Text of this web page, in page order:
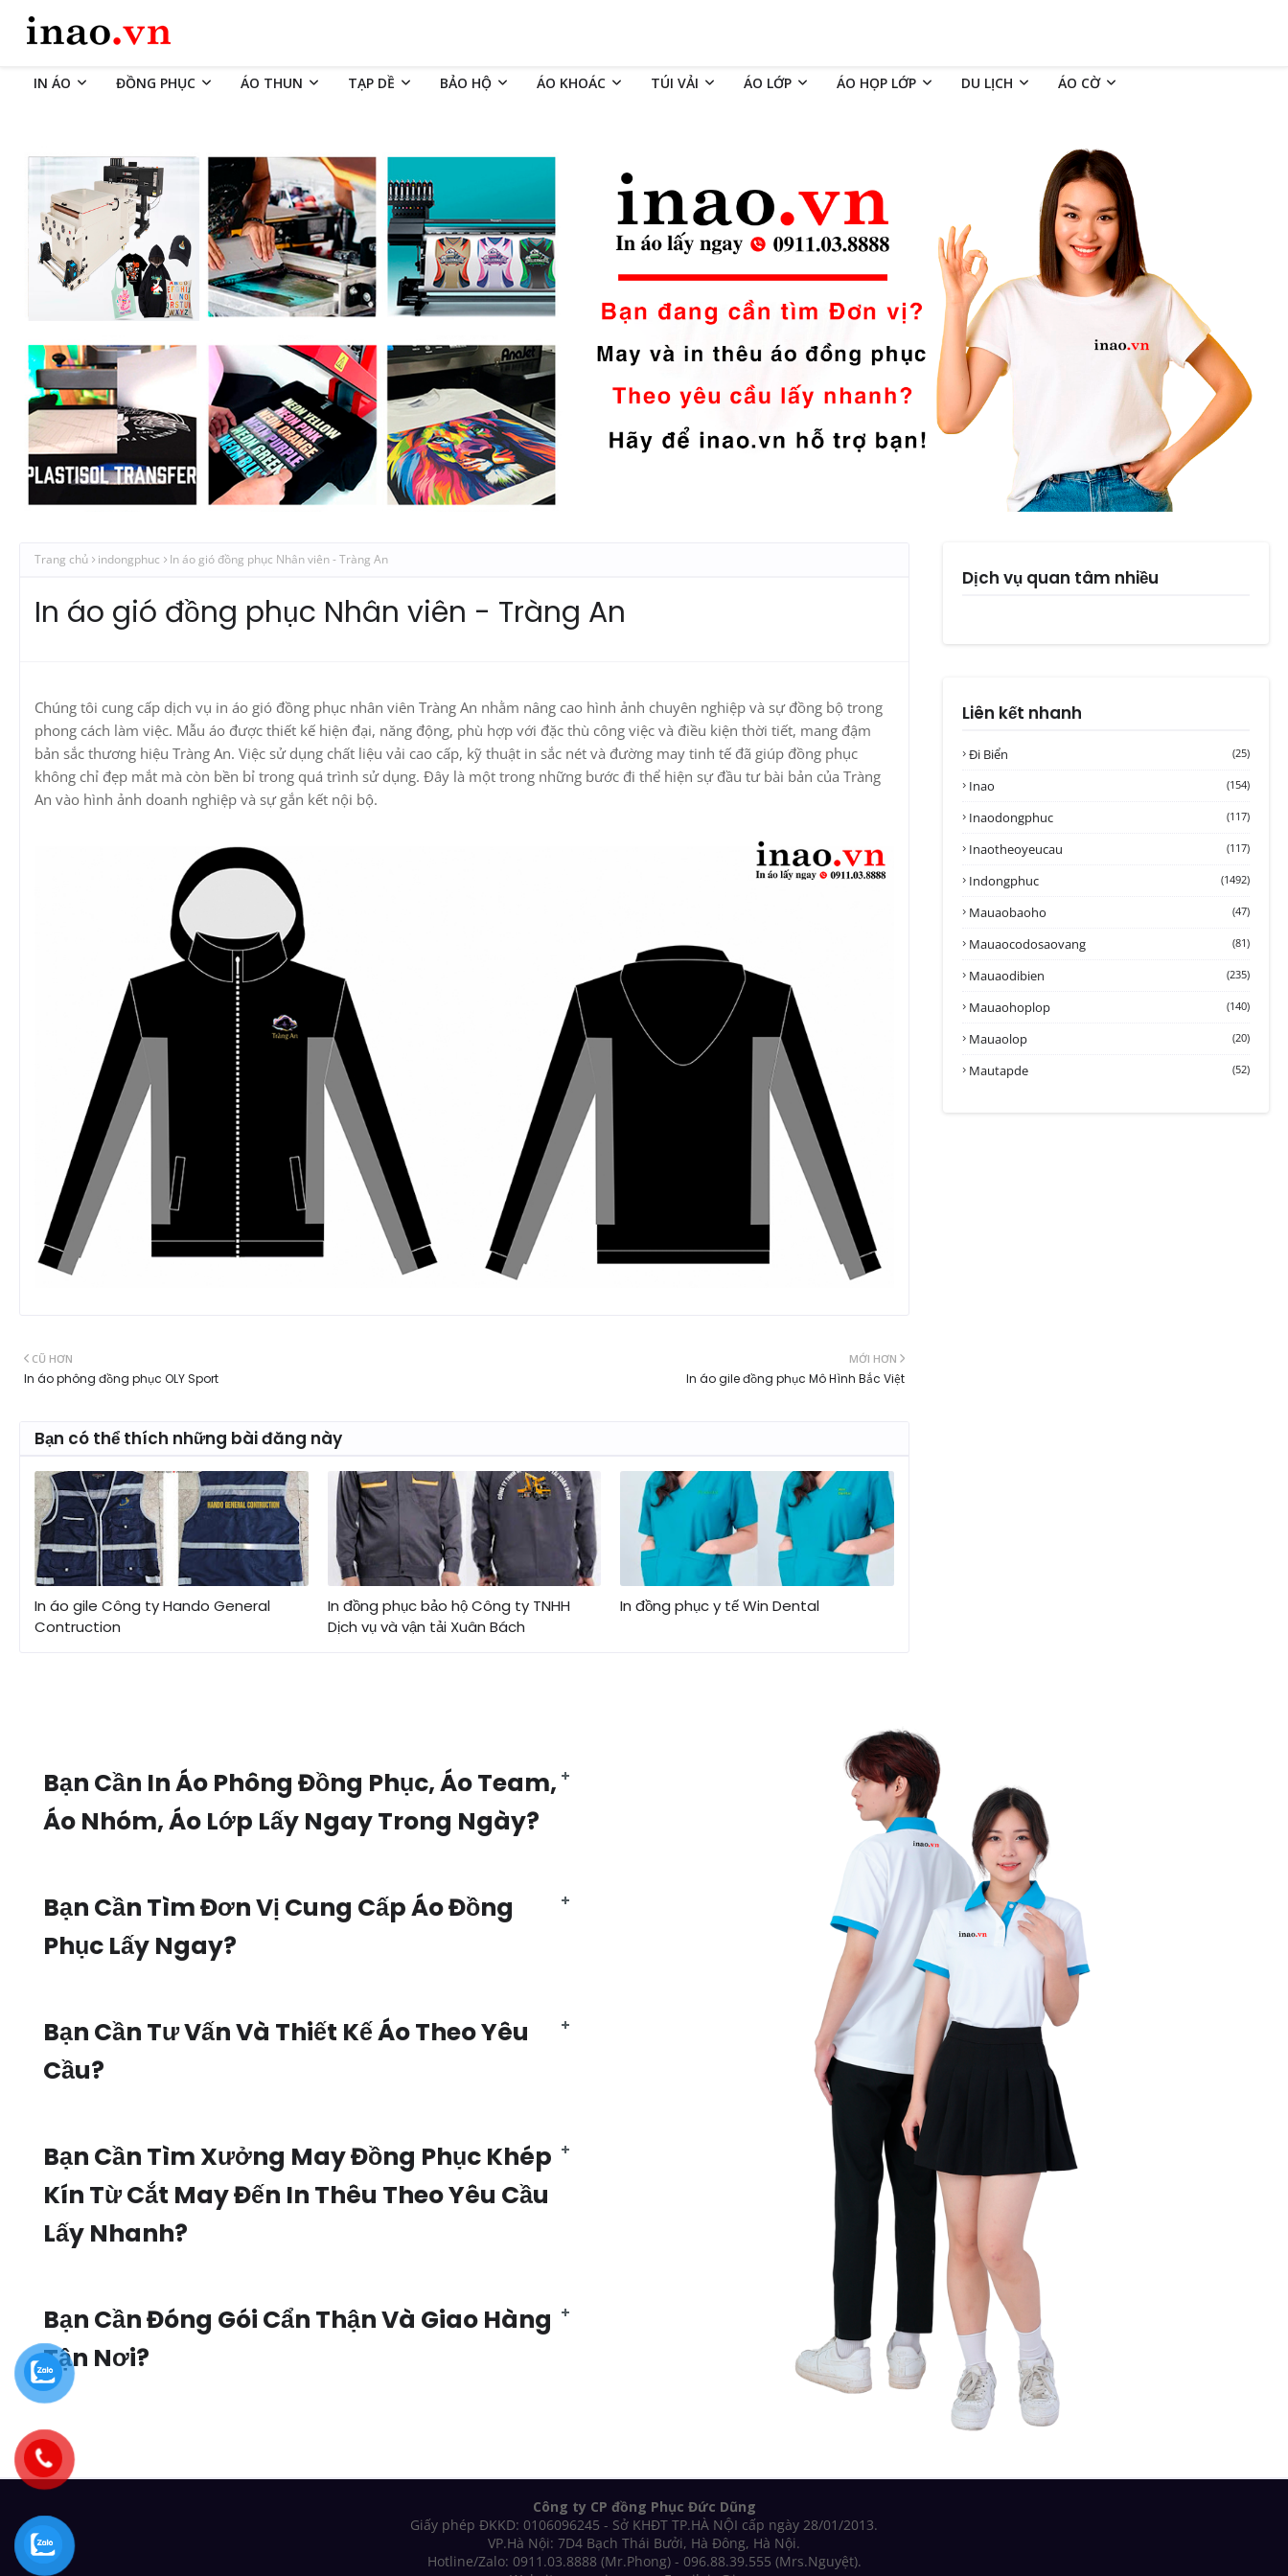
IN ÁO ĐỒNG PHỤC ÁO THUN TẠP DỀ BẢO HỘ ÁO KHOÁC TÚI VẢI ÁO LỚP ÁO HỌP LỚP DU LỊCH ÁO CỜ
Trang chủ indongphuc In áo gió đồng phục Nhân viên - Tràng An
In áo gió đồng phục Nhân viên - Tràng An
Chúng tôi cung cấp dịch vụ in áo gió đồng phục nhân viên Tràng An nhằm nâng cao hình ảnh chuyên nghiệp và sự đồng bộ trong
phong cách làm việc. Mẫu áo được thiết kế hiện đại, năng động, phù hợp với đặc thù công việc và điều kiện thời tiết, mang đậm
bản sắc thương hiệu Tràng An. Việc sử dụng chất liệu vải cao cấp, kỹ thuật in sắc nét và đường may tinh tế đã giúp đồng phục
không chỉ đẹp mắt mà còn bền bỉ trong quá trình sử dụng. Đây là một trong những bước đi thể hiện sự đầu tư bài bản của Tràng
An vào hình ảnh doanh nghiệp và sự gắn kết nội bộ.
MỚI HƠN
In áo gile đồng phục Mô Hình Bắc Việt
CŨ HƠN
In áo phông đồng phục OLY Sport
Bạn có thể thích những bài đăng này
In áo gile Công ty Hando General
Contruction
In đồng phục bảo hộ Công ty TNHH
Dịch vụ và vận tải Xuân Bách
In đồng phục y tế Win Dental
Dịch vụ quan tâm nhiều
Liên kết nhanh
Đi Biển (25)
Inao (154)
Inaodongphuc (117)
Inaotheoyeucau (117)
Indongphuc (1492)
Mauaobaoho (47)
Mauaocodosaovang (81)
Mauaodibien (235)
Mauaohoplop (140)
Mauaolop (20)
Mautapde (52)
Bạn Cần In Áo Phông Đồng Phục, Áo Team,
Áo Nhóm, Áo Lớp Lấy Ngay Trong Ngày?
Bạn Cần Tìm Đơn Vị Cung Cấp Áo Đồng
Phục Lấy Ngay?
Bạn Cần Tư Vấn Và Thiết Kế Áo Theo Yêu
Cầu?
Bạn Cần Tìm Xưởng May Đồng Phục Khép
Kín Từ Cắt May Đến In Thêu Theo Yêu Cầu
Lấy Nhanh?
Bạn Cần Đóng Gói Cẩn Thận Và Giao Hàng
Tận Nơi?
Công ty CP đồng Phục Đức Dũng
Giấy phép ĐKKD: 0106096245 - Sở KHĐT TP.HÀ NỘI cấp ngày 28/01/2013.
VP.Hà Nội: 7D4 Bạch Thái Bưởi, Hà Đông, Hà Nội.
Hotline/Zalo: 0911.03.8888 (Mr.Phong) - 096.88.39.555 (Mrs.Nguyệt).